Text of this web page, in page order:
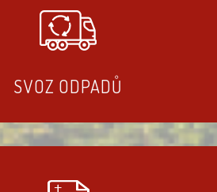
SVOZ ODPADŮ